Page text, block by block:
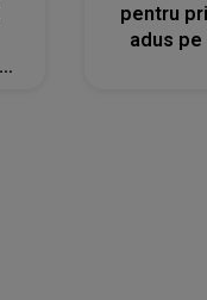
pentru
adus